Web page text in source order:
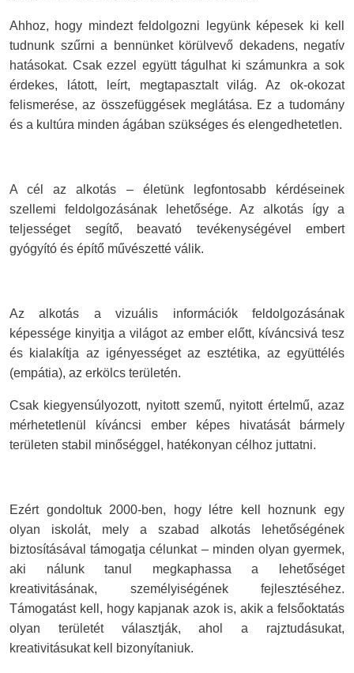
Ahhoz, hogy mindezt feldolgozni legyünk képesek ki kell
tudnunk szűrni a bennünket körülvevő dekadens, negatív
hatásokat. Csak ezzel együtt tágulhat ki számunkra a sok
érdekes, látott, leírt, megtapasztalt világ. Az ok-okozat
felismerése, az összefüggések meglátása. Ez a tudomány
és a kultúra minden ágában szükséges és elengedhetetlen.
A cél az alkotás – életünk legfontosabb kérdéseinek
szellemi feldolgozásának lehetősége. Az alkotás így a
teljességet segítő, beavató tevékenységével embert
gyógyító és építő művészetté válik.
Az alkotás a vizuális információk feldolgozásának
képessége kinyitja a világot az ember előtt, kíváncsivá tesz
és kialakítja az igényességet az esztétika, az együttélés
(empátia), az erkölcs területén.
Csak kiegyensúlyozott, nyitott szemű, nyitott értelmű, azaz
mérhetetlenül kíváncsi ember képes hivatását bármely
területen stabil minőséggel, hatékonyan célhoz juttatni.
Ezért gondoltuk 2000-ben, hogy létre kell hoznunk egy
olyan iskolát, mely a szabad alkotás lehetőségének
biztosításával támogatja célunkat – minden olyan gyermek,
aki nálunk tanul megkaphassa a lehetőséget
kreativitásának, személyiségének fejlesztéséhez.
Támogatást kell, hogy kapjanak azok is, akik a felsőoktatás
olyan területét választják, ahol a rajztudásukat,
kreativitásukat kell bizonyítaniuk.